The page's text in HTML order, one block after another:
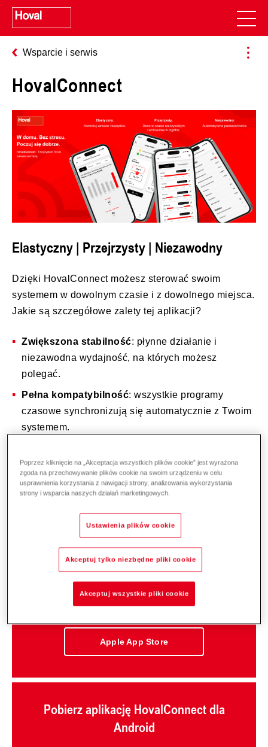
Wsparcie i serwis
HovalConnect
Elastyczny | Przejrzysty | Niezawodny
Dzięki HovalConnect możesz sterować swoim
systemem w dowolnym czasie i z dowolnego miejsca.
Jakie są szczegółowe zalety tej aplikacji?
Zwiększona stabilność: płynne działanie i
niezawodna wydajność, na których możesz
polegać.
Pełna kompatybilność: wszystkie programy
czasowe synchronizują się automatycznie z Twoim
systemem.
przejrzysty i inteligentny interfejs użytkownika.
Przejrzyste dane: wartości w czasie rzeczywistym i
dostęp do informacji.
Pobierz aplikację HovalConnect dla IOS
Apple App Store
Pobierz aplikację HovalConnect dla
Android
Poprzez kliknięcie na „Akceptacja wszystkich plików cookie” jest wyrażona
zgoda na przechowywanie plików cookie na swoim urządzeniu w celu
usprawnienia korzystania z nawigacji strony, analizowania wykorzystania
strony i wsparcia naszych działań marketingowych.
Ustawienia plików cookie
Akceptuj tylko niezbędne pliki cookie
Akceptuj wszystkie pliki cookie